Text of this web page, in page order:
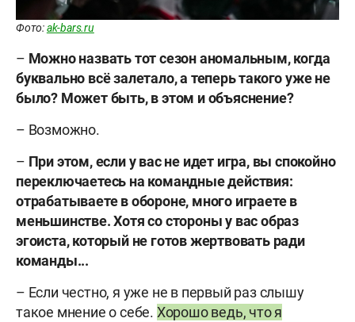
Фото:ak-bars.ru
– Можно назвать тот сезон аномальным, когда
буквально всё залетало, а теперь такого уже не
было? Может быть, в этом и объяснение?
– Возможно.
– При этом, если у вас не идет игра, вы спокойно
переключаетесь на командные действия:
отрабатываете в обороне, много играете в
меньшинстве. Хотя со стороны у вас образ
эгоиста, который не готов жертвовать ради
команды...
– Если честно, я уже не в первый раз слышу
такое мнение о себе. Хорошо ведь, что я